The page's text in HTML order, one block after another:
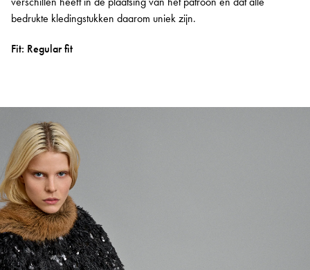
bedrukte kledingstukken daarom uniek zijn.
Fit: Regular fit